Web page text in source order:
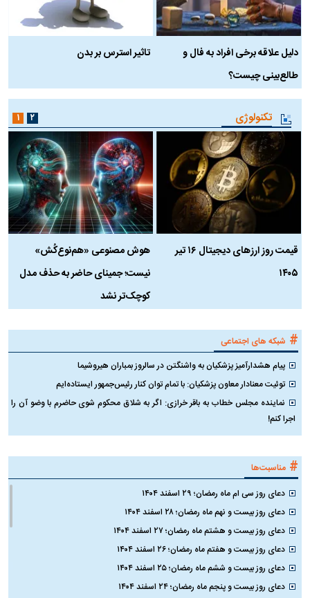
دلیل علاقه برخی افراد به فال و
طالع‌بینی چیست؟
تاثیر استرس بر بدن
تکنولوژی
قیمت روز ارز‌های دیجیتال ۱۶ تیر
۱۴۰۵
هوش مصنوعی «هم‌نوع‌کُش»
نیست؛ جمینای حاضر به حذف مدل
کوچک‌تر نشد
۱ ۲
# شبکه های اجتماعی
پیام هشدارآمیز پزشکیان به واشنگتن در سالروز بمباران هیروشیما
توئیت معنادار معاون پزشکیان: با تمام توان کنار رئیس‌جمهور ایستاده‌ایم
نماینده مجلس خطاب به باقر خرازی: اگر به شلاق محکوم شوی حاضرم با وضو آن را
اجرا کنم!
# مناسبت‌ها
دعای روز سی ام ماه رمضان؛ ۲۹ اسفند ۱۴۰۴
دعای روز بیست و نهم ماه رمضان؛ ۲۸ اسفند ۱۴۰۴
دعای روز بیست و هشتم ماه رمضان؛ ۲۷ اسفند ۱۴۰۴
دعای روز بیست و هفتم ماه رمضان؛ ۲۶ اسفند ۱۴۰۴
دعای روز بیست و ششم ماه رمضان؛ ۲۵ اسفند ۱۴۰۴
دعای روز بیست و پنجم ماه رمضان؛ ۲۴ اسفند ۱۴۰۴